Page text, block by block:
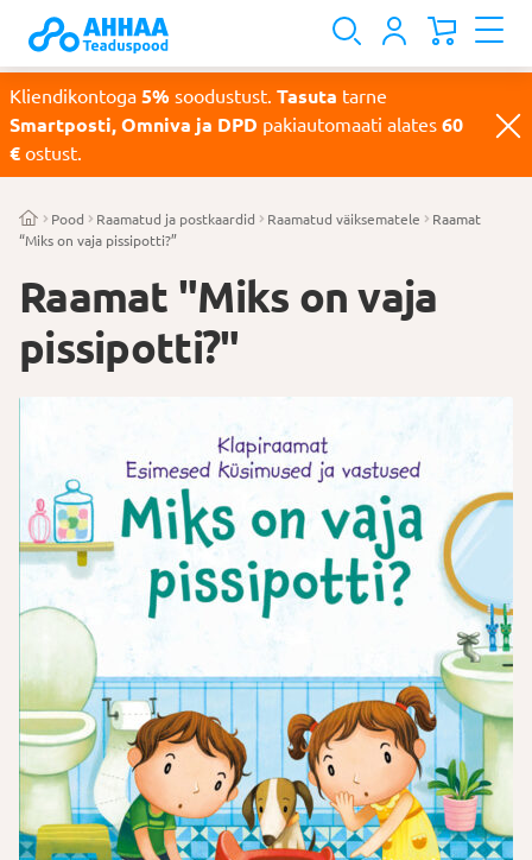
Kliendikontoga 5% soodustust. Tasuta tarne
Smartposti, Omniva ja DPD pakiautomaati alates 60
€ ostust.
Pood Raamatud ja postkaardid Raamatud väiksematele
Raamat
“Miks on vaja pissipotti?”
Raamat "Miks on vaja
pissipotti?"